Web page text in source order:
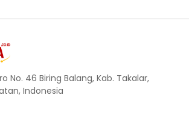
No. 46 Biring Balang, Kab. Takalar,
Indonesia